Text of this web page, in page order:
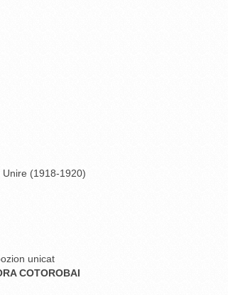
(1918-1920)
unicat
COTOROBAI